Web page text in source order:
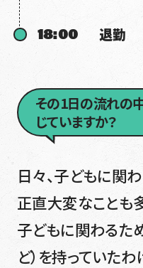
18:00 退勤
その1日の流れの
じていますか？
日々、子どもに関
正直大変なことも
子どもに関わるた
ど）を持っていた